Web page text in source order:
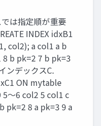
は指定順が重要
INDEX idxB1
col2); a col1 a b
8 b pk=2 7 b pk=3
ンデックスC.
ON mytable
～6 col2 5 col1 c
pk=2 8 a pk=3 9 a